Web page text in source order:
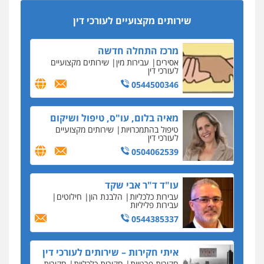
שירותים מקצועיים לעורכי דין
מקצועיים לעורכי דין
מרכז התחלה חדשה
אסירים עבירות מין שירותים מקצועיים
לעורכי דין
0544500346
מאיה בלום, עו"ס, טיפול ושיקום
טיפול בהתמכרויות שירותים מקצועיים
לעורכי דין
0504062539
עו"ד ד"ר אבי שקד
עבירות כלכליות הלבנת הון חילוטים
עבירות פליליות
0544385337
איתי חקירות – שירותים לעורכי דין
כתב האישום נגד עו"ד עידן דביר: האונס והמחירון
לאקטים מיניים
כתב אישום: יו"ר ש"ס לשעבר בחיפה וסינדיקאט
ההלוואות של משפחת הרינג
הפרקליטות: הרב נתנאל חייק ואביו הרב אריה חייק
שמשו אנשי
החשוד ברצח עו"ד ארבל פלדמן טען לרקע נפשי
ושתק בחקירתו
בבית המשפט התברר כי לחשוד, אחמד אלרג'וב
מרמלה, לא נערכה
יחסי עו"ד לקוח
עורכת דין נעצרה בחשד להעברת סם לנאשם בכלא
השרון
דבר למיקרופון
נציב תלונות הציבור על השופטים: עדיף למעט
בפרקטיקה של דיונים "מחוץ לפרוטוקול"